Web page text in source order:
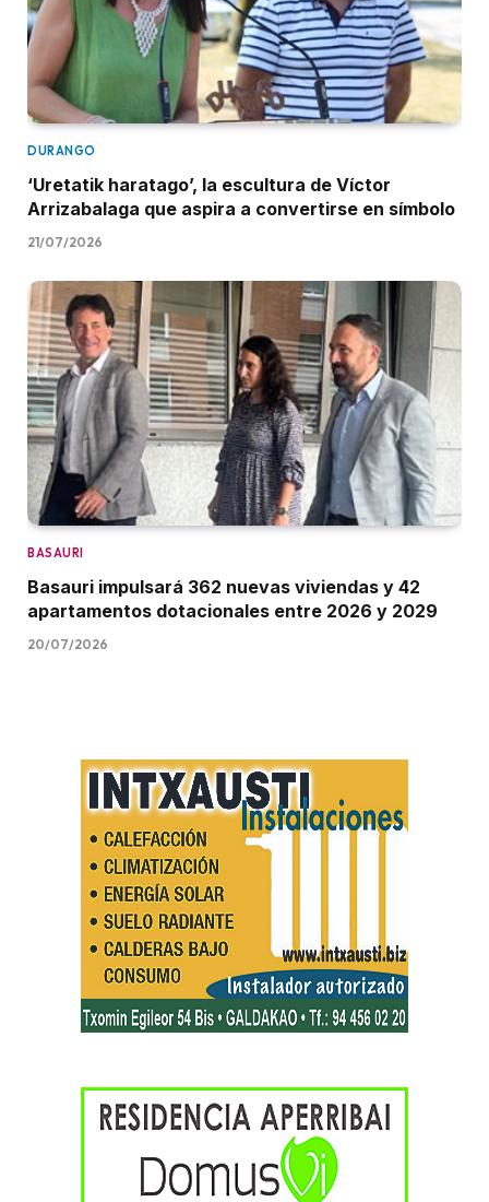
DURANGO
‘Uretatik haratago’, la escultura de Víctor
Arrizabalaga que aspira a convertirse en símbolo
21/07/2026
BASAURI
Basauri impulsará 362 nuevas viviendas y 42
apartamentos dotacionales entre 2026 y 2029
20/07/2026